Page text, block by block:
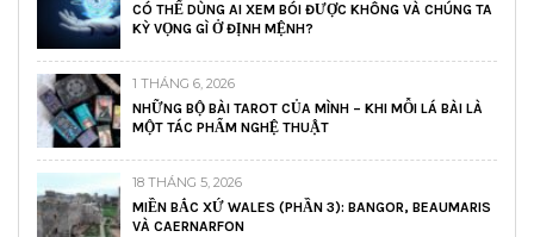
CÓ THỂ DÙNG AI XEM BÓI ĐƯỢC KHÔNG VÀ CHÚNG TA
KỲ VỌNG GÌ Ở ĐỊNH MỆNH?
1 THÁNG 6, 2026
NHỮNG BỘ BÀI TAROT CỦA MÌNH – KHI MỖI LÁ BÀI LÀ
MỘT TÁC PHẨM NGHỆ THUẬT
18 THÁNG 5, 2026
MIỀN BẮC XỨ WALES (PHẦN 3): BANGOR, BEAUMARIS
VÀ CAERNARFON